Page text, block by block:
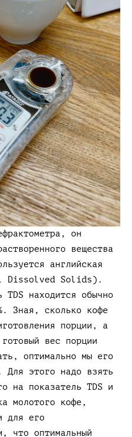
он
вещества
английская
Dissolved Solids).
TDS находится обычно
Зная, сколько кофе
порции, а
вес порции
оптимально мы его
Для этого надо взять
на показатель TDS и
молотого кофе,
для его
что оптимальный